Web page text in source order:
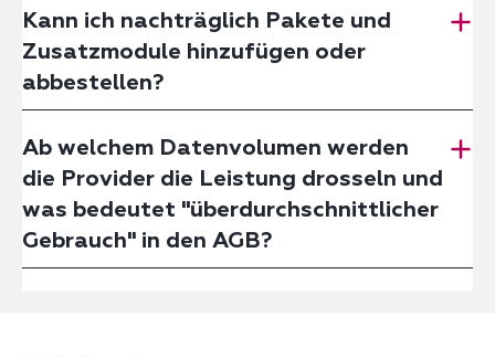
Kann ich nachträglich Pakete und
Zusatzmodule hinzufügen oder
abbestellen?
Ab welchem Datenvolumen werden
die Provider die Leistung drosseln und
was bedeutet "überdurchschnittlicher
Gebrauch" in den AGB?